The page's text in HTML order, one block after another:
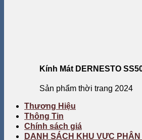
Kính Mát DERNESTO
Sản phẩm thời trang 2024
Thương Hiệu
Thông Tin
Chính sách giá
DANH SÁCH KHU VỰC PHÂN